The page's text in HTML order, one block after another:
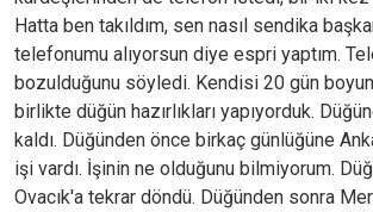
Hatta ben takıldım, sen nasıl sendika
telefonumu alıyorsun diye espri yaptım.
bozulduğunu söyledi. Kendisi 20 gün
birlikte düğün hazırlıkları yapıyorduk.
kaldı. Düğünden önce birkaç günlüğüne
işi vardı. İşinin ne olduğunu bilmiyorum.
Ovacık'a tekrar döndü. Düğünden sonra